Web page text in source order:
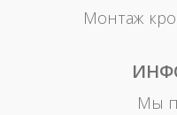
Монтаж
Мы